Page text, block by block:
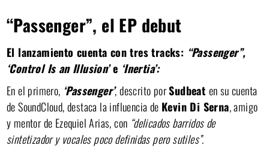
“Passenger”, el EP debut
El lanzamiento cuenta con tres tracks: “Passenger”,
‘Control Is an Illusion’e ‘Inertia’:
En el primero, ‘Passenger’, descrito porSudbeat en su cuenta
de SoundCloud, destaca la influencia de Kevin Di Serna, amigo
y mentor de Ezequiel Arias, con “delicados barridos de
sintetizador y vocales poco definidas pero sutiles”.